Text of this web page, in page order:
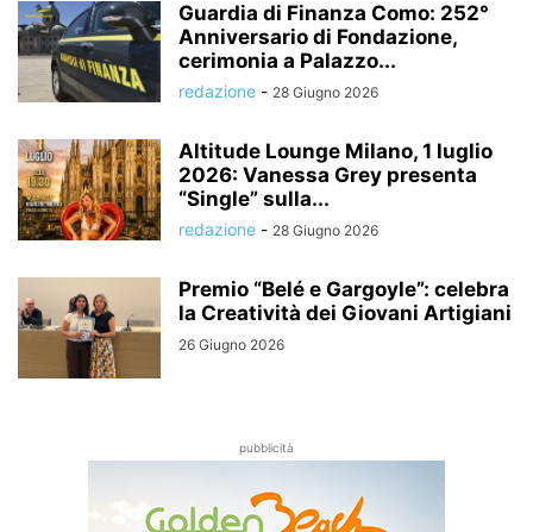
Guardia di Finanza Como: 252°
Anniversario di Fondazione,
cerimonia a Palazzo...
redazione - 28 Giugno 2026
Altitude Lounge Milano, 1 luglio
2026: Vanessa Grey presenta
“Single” sulla...
redazione - 28 Giugno 2026
Premio “Belé e Gargoyle”: celebra
la Creatività dei Giovani Artigiani
26 Giugno 2026
pubblicità